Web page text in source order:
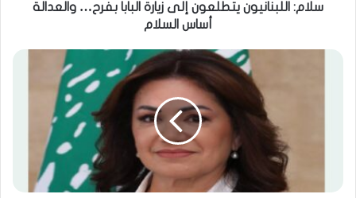
سلام: اللبنانيون يتطلعون إلى زيارة البابا بفرح… والعدالة
أساس السلام